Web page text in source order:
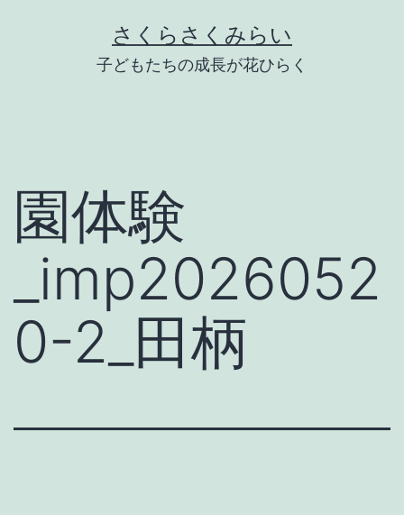
さくらさくみらい
子どもたちの成長が花ひらく
園体験
_imp2026052
0-2_田柄